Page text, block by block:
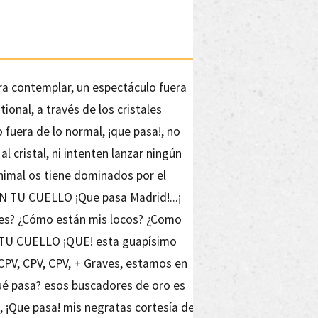
contemplar, un espectáculo fuera
a través de los cristales
de lo normal, ¡que pasa!, no
cristal, ni intenten lanzar ningún
os tiene dominados por el
TU CUELLO ¡Que pasa Madrid!...¡
¿Cómo están mis locos? ¿Como
CUELLO ¡QUE! esta guapísimo
CPV, CPV, + Graves, estamos en
pasa? esos buscadores de oro es
¡Que pasa! mis negratas cortesía de